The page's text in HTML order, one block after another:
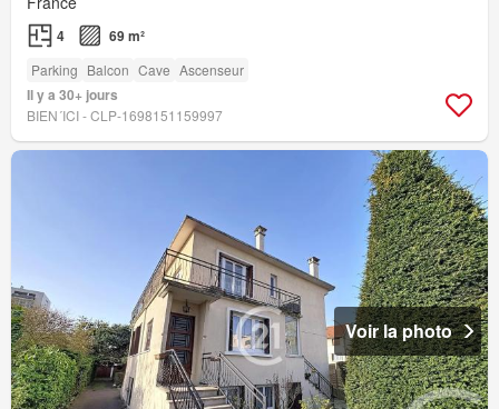
4 69 m²
Parking Balcon Cave Ascenseur
Il y a 30+ jours
BIEN´ICI - CLP-1698151159997
Voir la photo